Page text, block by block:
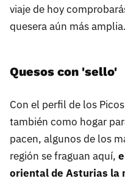
viaje de hoy
quesera aún más amplia.
Quesos con 'sello'
Con el perfil de los
también como hogar
pacen, algunos de los
región se fraguan aquí,
oriental de Asturias la